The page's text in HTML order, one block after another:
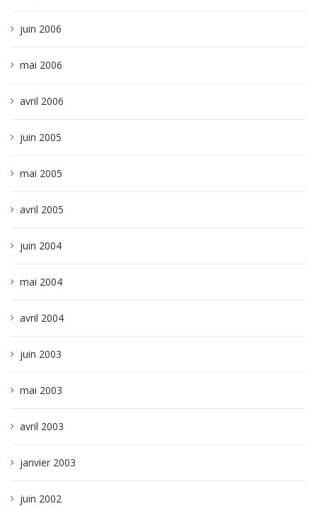
juin 2006
mai 2006
avril 2006
juin 2005
mai 2005
avril 2005
juin 2004
mai 2004
avril 2004
juin 2003
mai 2003
avril 2003
janvier 2003
juin 2002